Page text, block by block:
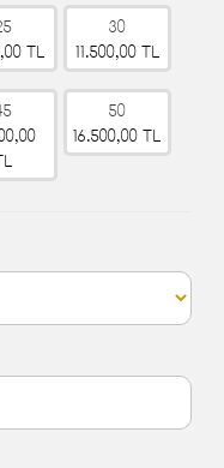
TL
30
11.500,00 TL
50
16.500,00 TL